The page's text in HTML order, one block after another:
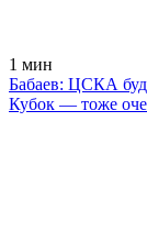
1 мин
Бабаев: ЦСКА
Кубок — тоже